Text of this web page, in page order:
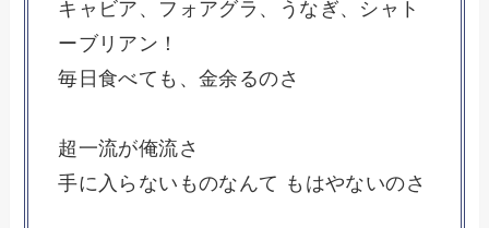
キャビア、フォアグラ、うなぎ、シャト
ーブリアン！
毎日食べても、金余るのさ
超一流が俺流さ
手に入らないものなんて もはやないのさ